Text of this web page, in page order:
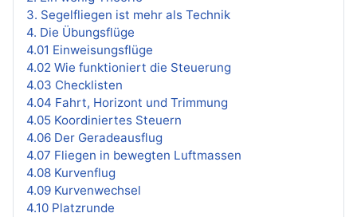
3. Segelfliegen ist mehr als Technik
4. Die Übungsflüge
4.01 Einweisungsflüge
4.02 Wie funktioniert die Steuerung
4.03 Checklisten
4.04 Fahrt, Horizont und Trimmung
4.05 Koordiniertes Steuern
4.06 Der Geradeausflug
4.07 Fliegen in bewegten Luftmassen
4.08 Kurvenflug
4.09 Kurvenwechsel
4.10 Platzrunde